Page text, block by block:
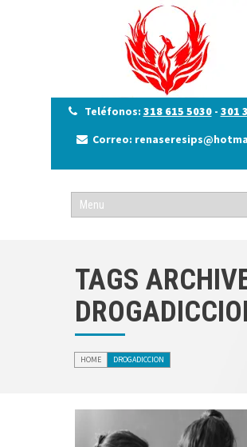
Teléfonos: 318 615 5030- 301
Correo:
TAGS
HOME DROGADICCION